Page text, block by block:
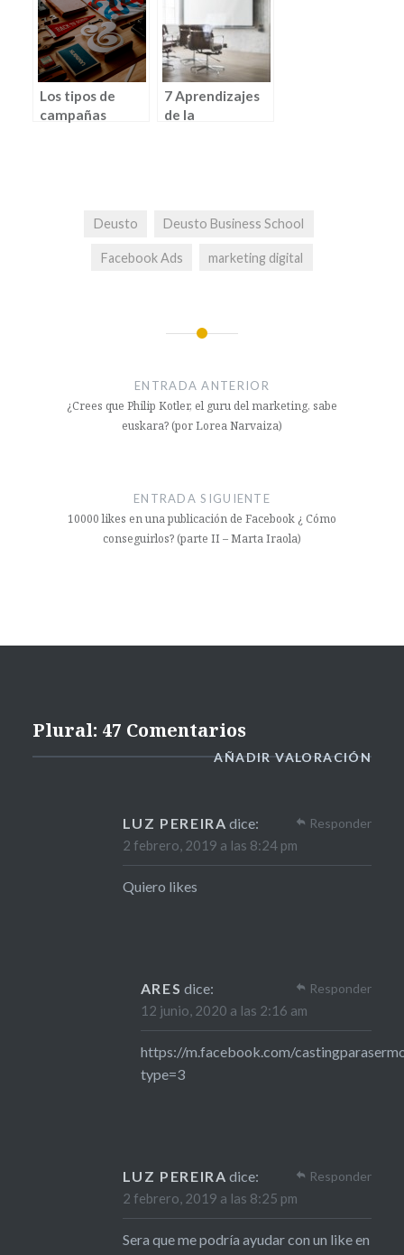
conseguirlos?
(parte II – Marta
Iraola)
Los tipos de
campañas
7 Aprendizajes
de la
Deusto Deusto Business School
Facebook Ads marketing digital
ENTRADA ANTERIOR
¿Crees que Philip Kotler, el guru del marketing, sabe
euskara? (por Lorea Narvaiza)
ENTRADA SIGUIENTE
10000 likes en una publicación de Facebook ¿ Cómo
conseguirlos? (parte II – Marta Iraola)
Plural: 47 Comentarios
AÑADIR VALORACIÓN
LUZ PEREIRA dice:
2 febrero, 2019 a las 8:24 pm
Quiero likes
Responder
ARES dice:
12 junio, 2020 a las 2:16 am
https://m.facebook.com/
type=3
Responder
LUZ PEREIRA dice:
2 febrero, 2019 a las 8:25 pm
Sera que me podría ayudar con un like en
Responder